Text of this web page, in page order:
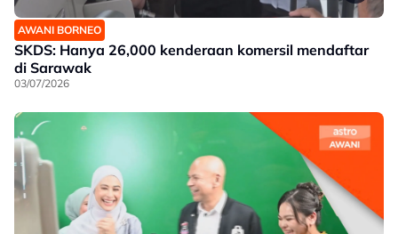
AWANI BORNEO
SKDS: Hanya 26,000 kenderaan komersil mendaftar
di Sarawak
03/07/2026